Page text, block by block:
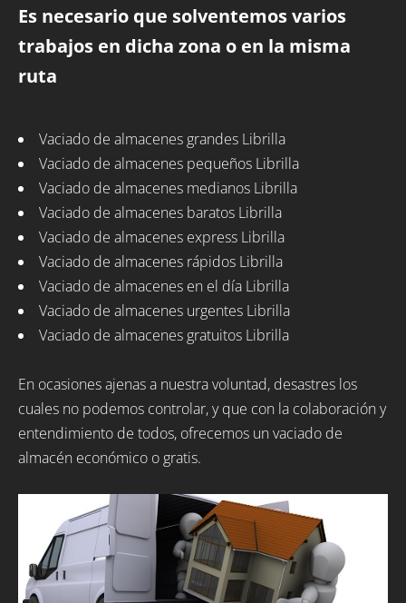
Es necesario que solventemos varios
trabajos en dicha zona o en la misma
ruta
Vaciado de almacenes grandes Librilla
Vaciado de almacenes pequeños Librilla
Vaciado de almacenes medianos Librilla
Vaciado de almacenes baratos Librilla
Vaciado de almacenes express Librilla
Vaciado de almacenes rápidos Librilla
Vaciado de almacenes en el día Librilla
Vaciado de almacenes urgentes Librilla
Vaciado de almacenes gratuitos Librilla
En ocasiones ajenas a nuestra voluntad, desastres los
cuales no podemos controlar, y que con la colaboración y
entendimiento de todos, ofrecemos un vaciado de
almacén económico o gratis.